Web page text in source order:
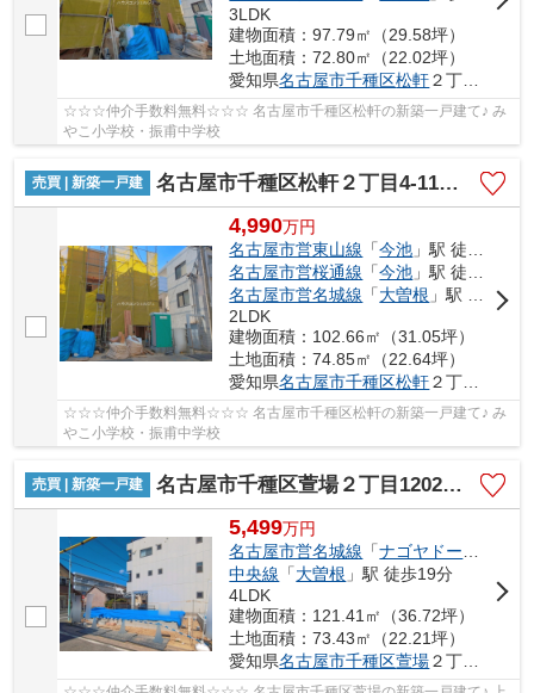
3LDK
建物面積：97.79㎡（29.58坪）
土地面積：72.80㎡（22.02坪）
愛知県名古屋市千種区松軒２丁目4-11
☆☆☆仲介手数料無料☆☆☆ 名古屋市千種区松軒の新築一戸建て♪ み
やこ小学校・振甫中学校
売買 | 新築一戸建 名古屋市千種区松軒２丁目4-11【仲介手数料無料】新築一戸建て 4号棟
4,990万円
名古屋市営東山線 「今池 」駅 徒歩17分
名古屋市営桜通線 「今池 」駅 徒歩17分
名古屋市営名城線 「大曽根 」駅 徒歩20分
2LDK
建物面積：102.66㎡（31.05坪）
土地面積：74.85㎡（22.64坪）
愛知県名古屋市千種区松軒２丁目4-11
☆☆☆仲介手数料無料☆☆☆ 名古屋市千種区松軒の新築一戸建て♪ み
やこ小学校・振甫中学校
売買 | 新築一戸建 名古屋市千種区萱場２丁目1202【仲介手数料無料】新築一戸建て 1号棟
5,499万円
名古屋市営名城線 「ナゴヤドーム前矢田
中央線 「大曽根 」駅 徒歩19分
4LDK
建物面積：121.41㎡（36.72坪）
土地面積：73.43㎡（22.21坪）
愛知県名古屋市千種区萱場２丁目1202